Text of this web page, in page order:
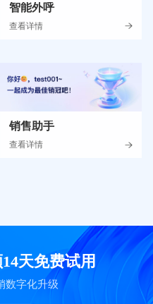
智能外呼
查看详情
销售助手
查看详情
天免费试用
数字化升级